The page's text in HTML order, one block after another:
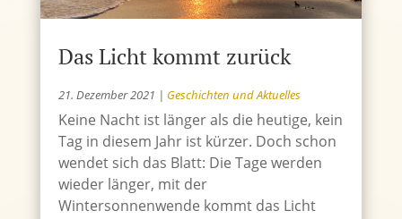
Das Licht kommt zurück
21. Dezember 2021 | Geschichten und Aktuelles
Keine Nacht ist länger als die heutige, kein
Tag in diesem Jahr ist kürzer. Doch schon
wendet sich das Blatt: Die Tage werden
wieder länger, mit der
Wintersonnenwende kommt das Licht